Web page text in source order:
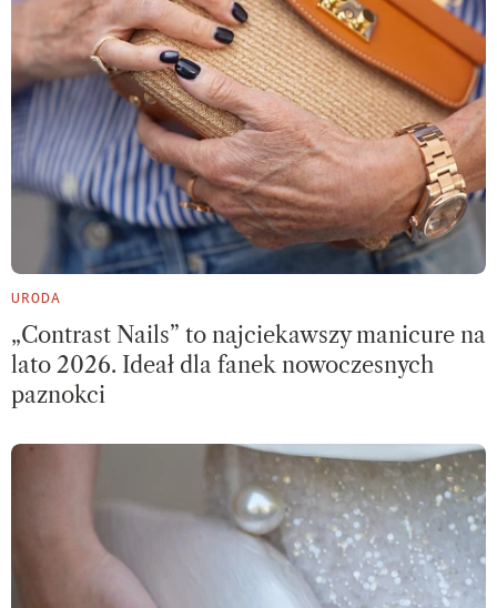
URODA
„Contrast Nails” to najciekawszy manicure na
lato 2026. Ideał dla fanek nowoczesnych
paznokci